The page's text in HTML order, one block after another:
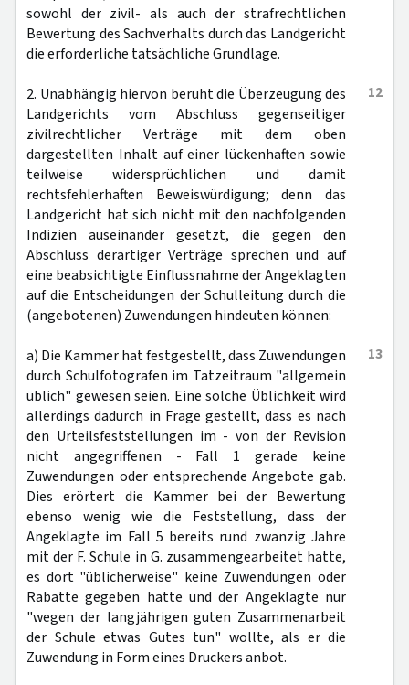
sowohl der zivil- als auch der strafrechtlichen
Bewertung des Sachverhalts durch das Landgericht
die erforderliche tatsächliche Grundlage.
12
2. Unabhängig hiervon beruht die Überzeugung des
Landgerichts vom Abschluss gegenseitiger
zivilrechtlicher Verträge mit dem oben
dargestellten Inhalt auf einer lückenhaften sowie
teilweise widersprüchlichen und damit
rechtsfehlerhaften Beweiswürdigung; denn das
Landgericht hat sich nicht mit den nachfolgenden
Indizien auseinander gesetzt, die gegen den
Abschluss derartiger Verträge sprechen und auf
eine beabsichtigte Einflussnahme der Angeklagten
auf die Entscheidungen der Schulleitung durch die
(angebotenen) Zuwendungen hindeuten können:
13
a) Die Kammer hat festgestellt, dass Zuwendungen
durch Schulfotografen im Tatzeitraum "allgemein
üblich" gewesen seien. Eine solche Üblichkeit wird
allerdings dadurch in Frage gestellt, dass es nach
den Urteilsfeststellungen im - von der Revision
nicht angegriffenen - Fall 1 gerade keine
Zuwendungen oder entsprechende Angebote gab.
Dies erörtert die Kammer bei der Bewertung
ebenso wenig wie die Feststellung, dass der
Angeklagte im Fall 5 bereits rund zwanzig Jahre
mit der F. Schule in G. zusammengearbeitet hatte,
es dort "üblicherweise" keine Zuwendungen oder
Rabatte gegeben hatte und der Angeklagte nur
"wegen der langjährigen guten Zusammenarbeit
der Schule etwas Gutes tun" wollte, als er die
Zuwendung in Form eines Druckers anbot.